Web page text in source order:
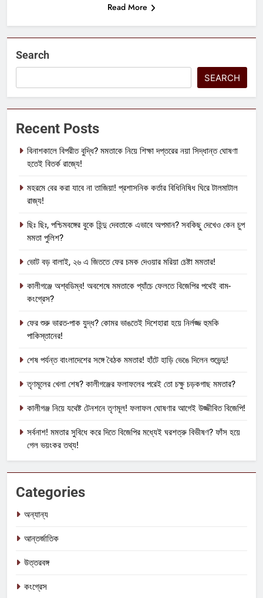
Read More
Search
SEARCH
Recent Posts
বিনাশকালে বিপরীত বুদ্ধি? মমতাকে নিয়ে শিক্ষা দপ্তরের নয়া সিদ্ধান্ত ঘোষণা
হতেই বিতর্ক রাজ্যে!
মহরমে বের করা যাবে না তাজিয়া! প্রশাসনিক কর্তার বিধিনিষিধ ঘিরে টালমাটাল
রাজ্য!
ছিঃ ছিঃ, পশ্চিমবঙ্গের বুকে হিন্দু দেবতাকে এভাবে অপমান? সবকিছু দেখেও কেন চুপ
মমতা পুলিশ?
ভোট বড় বালাই, ২৬ এ জিততে ফের চমক দেওয়ার মরিয়া চেষ্টা মমতার!
কালীগঞ্জে অশ্বডিম্ব! অবশেষে মমতাকে প্যাঁচে ফেলতে বিজেপির পথেই বাম-
কংগ্রেস?
ফের শুরু ভারত-পাক যুদ্ধ? কোমর ভাঙতেই দিশেহারা হয়ে নির্লজ্জ হুমকি
পাকিস্তানের!
শেষ পর্যন্ত বাংলাদেশের সঙ্গে বৈঠক মমতার! হাঁটে হাড়ি ভেঙে দিলেন শুভেন্দু!
তৃণমূলের খেলা শেষ? কালীগঞ্জের ফলাফলের পরেই তো চক্ষু চড়কগাছ মমতার?
কালীগঞ্জ নিয়ে যথেষ্ট টেনশনে তৃণমূল! ফলাফল ঘোষণার আগেই উজ্জীবিত বিজেপি!
সর্বনাশ! মমতার সুবিধে করে দিতে বিজেপির মধ্যেই ঘরশত্রু বিভীষণ? ফাঁস হয়ে
গেল ভয়ংকর তথ্য!
Categories
অন্যান্য
আন্তর্জাতিক
উত্তরবঙ্গ
কংগ্রেস